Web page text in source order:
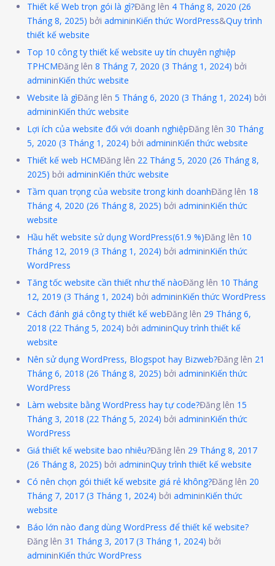
Thiết kế Web trọn gói là gì?Đăng lên 4 Tháng 8, 2020 (26
Tháng 8, 2025) bởi admininKiến thức WordPress&Quy trình
thiết kế website
Top 10 công ty thiết kế website uy tín chuyên nghiệp
TPHCMĐăng lên 8 Tháng 7, 2020 (3 Tháng 1, 2024) bởi
admininKiến thức website
Website là gìĐăng lên 5 Tháng 6, 2020 (3 Tháng 1, 2024) bởi
admininKiến thức website
Lợi ích của website đối với doanh nghiệpĐăng lên 30 Tháng
5, 2020 (3 Tháng 1, 2024) bởi admininKiến thức website
Thiết kế web HCMĐăng lên 22 Tháng 5, 2020 (26 Tháng 8,
2025) bởi admininKiến thức website
Tầm quan trọng của website trong kinh doanhĐăng lên 18
Tháng 4, 2020 (26 Tháng 8, 2025) bởi admininKiến thức
website
Hầu hết website sử dụng WordPress(61.9 %)Đăng lên 10
Tháng 12, 2019 (3 Tháng 1, 2024) bởi admininKiến thức
WordPress
Tăng tốc website cần thiết như thế nàoĐăng lên 10 Tháng
12, 2019 (3 Tháng 1, 2024) bởi admininKiến thức WordPress
Cách đánh giá công ty thiết kế webĐăng lên 29 Tháng 6,
2018 (22 Tháng 5, 2024) bởi admininQuy trình thiết kế
website
Nên sử dụng WordPress, Blogspot hay Bizweb?Đăng lên 21
Tháng 6, 2018 (26 Tháng 8, 2025) bởi admininKiến thức
WordPress
Làm website bằng WordPress hay tự code?Đăng lên 15
Tháng 3, 2018 (22 Tháng 5, 2024) bởi admininKiến thức
WordPress
Giá thiết kế website bao nhiêu?Đăng lên 29 Tháng 8, 2017
(26 Tháng 8, 2025) bởi admininQuy trình thiết kế website
Có nên chọn gói thiết kế website giá rẻ không?Đăng lên 20
Tháng 7, 2017 (3 Tháng 1, 2024) bởi admininKiến thức
website
Báo lớn nào đang dùng WordPress để thiết kế website?
Đăng lên 31 Tháng 3, 2017 (3 Tháng 1, 2024) bởi
admininKiến thức WordPress